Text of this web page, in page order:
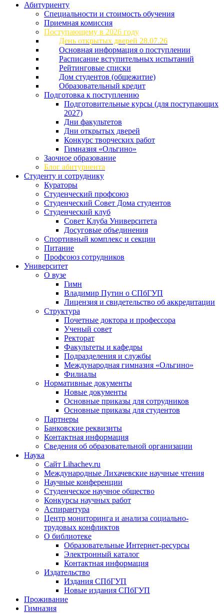
Абитуриенту
Специальности и стоимость обучения
Приемная комиссия
Поступающему в 2026 году
День открытых дверей 28.07.26
Основная информация о поступлении
Расписание вступительных испытаний
Рейтинговые списки
Дом студентов (общежитие)
Образовательный кредит
Подготовка к поступлению
Подготовительные курсы (для поступающих
2027)
Дни факультетов
Дни открытых дверей
Конкурс творческих работ
Гимназия «Ольгино»
Заочное образование
Блог абитуриента
Студенту и сотруднику
Кураторы
Студенческий профсоюз
Студенческий Совет Дома студентов
Студенческий клуб
Совет Клуба Университета
Досуговые объединения
Спортивный комплекс и секции
Питание
Профсоюз сотрудников
Университет
О вузе
Гимн
Владимир Путин о СПбГУП
Лицензия и свидетельство об аккредитации
Структура
Почетные доктора и профессора
Ученый совет
Ректорат
Факультеты и кафедры
Подразделения и службы
Международная гимназия «Ольгино»
Филиалы
Нормативные документы
Новые документы
Основные приказы для сотрудников
Основные приказы для студентов
Партнеры
Банковские реквизиты
Контактная информация
Сведения об образовательной организации
Наука
Сайт Lihachev.ru
Международные Лихачевские научные чтения
Научные конференции
Студенческое научное общество
Конкурсы научных работ
Аспирантура
Центр мониторинга и анализа социально-
трудовых конфликтов
О библиотеке
Образовательные Интернет-ресурсы
Электронный каталог
Контактная информация
Издательство
Издания СПбГУП
Новые издания СПбГУП
Проживание
Гимназия